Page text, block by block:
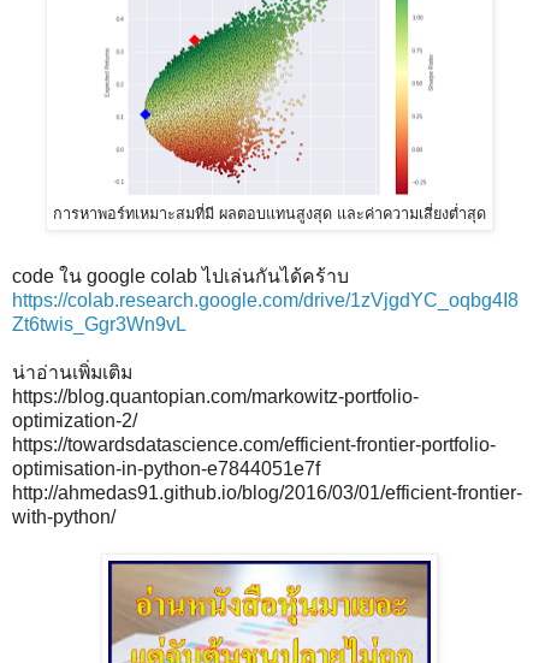
การหาพอร์ทเหมาะสมที่มี ผลตอบแทนสูงสุด และค่าความเสี่ยงต่ำสุด
code ใน google colab ไปเล่นกันได้คร้าบ
https://colab.research.google.com/drive/1zVjgdYC_oqbg4I8
Zt6twis_Ggr3Wn9vL
น่าอ่านเพิ่มเติม
https://blog.quantopian.com/markowitz-portfolio-
optimization-2/
https://towardsdatascience.com/efficient-frontier-portfolio-
optimisation-in-python-e7844051e7f
http://ahmedas91.github.io/blog/2016/03/01/efficient-frontier-
with-python/